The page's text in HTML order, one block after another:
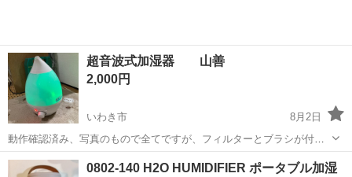
超音波式加湿器 山善
2,000円
いわき市
8月2日
動作確認済み、写真のもので全てですが、フィルターとブラシが付い
てます。 中古である旨ご理解いただける方、宜しくお願いいたしま
す。
福島 いわき市
0802-140 H2O HUMIDIFIER ポータブル加湿